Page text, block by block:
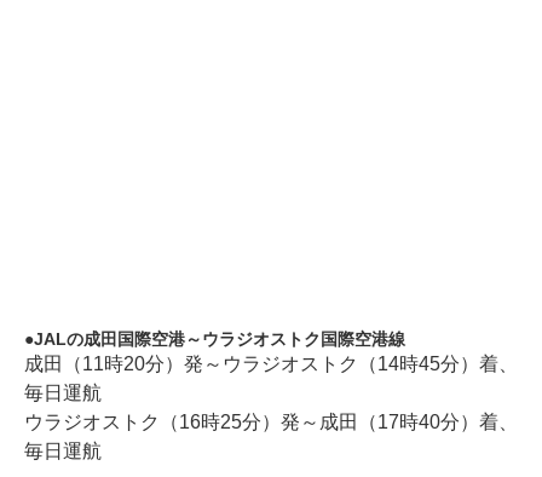
JALの成田国際空港～ウラジオストク国際空港線
成田（11時20分）発～ウラジオストク（14時45分）着、
毎日運航
ウラジオストク（16時25分）発～成田（17時40分）着、
毎日運航